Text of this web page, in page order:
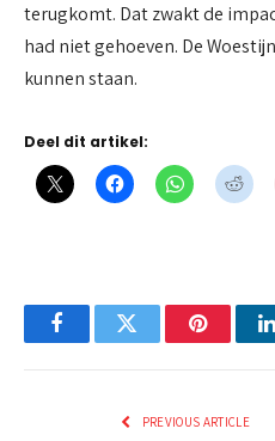
terugkomt. Dat zwakt de
had niet gehoeven. De
kunnen staan.
Deel dit artikel:
FacebookTwitter Pinterest
PREVIOUS ARTICLE